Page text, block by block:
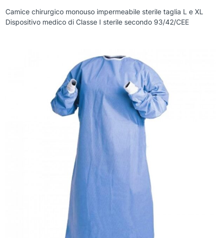
Camice chirurgico monouso impermeabile sterile taglia L e XL
Dispositivo medico di Classe I sterile secondo 93/42/CEE